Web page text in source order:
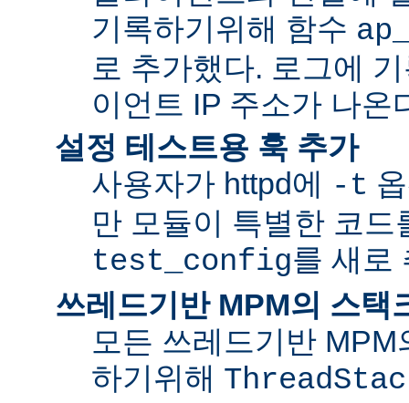
기록하기위해 함수
로 추가했다. 로그에
이언트 IP 주소가 나온
설정 테스트용 훅 추가
사용자가 httpd에
-t
만 모듈이 특별한 코드
test_config를 새로
쓰레드기반 MPM의 스택
모든 쓰레드기반
하기위해